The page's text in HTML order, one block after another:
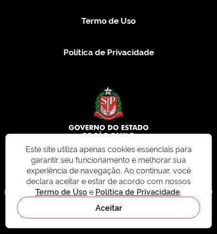
Termo de Uso
Política de Privacidade
© 2026 CMS.SP.GOV.BR. Todos os direitos reservados.
Este site e todo o seu conteúdo, incluindo textos, imagens e design, são
protegidos por direitos autorais e não podem ser reproduzidos, distribuídos ou
modificados sem permissão expressa. Para mais informações ou para
solicitações de uso, acesse nosso site
Este site utiliza apenas cookies essenciais para
garantir seu funcionamento e melhorar sua
experiência de navegação. Ao continuar, você
declara aceitar e estar de acordo com nossos
Termo de Uso e Política de Privacidade.
Aceitar